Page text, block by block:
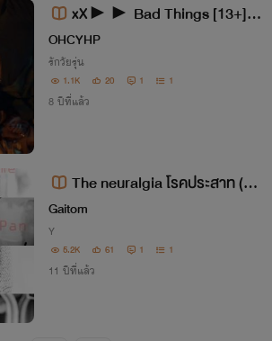
xX►► Bad Things [13+]
◄◄Xx
OHCYHP
รักวัยรุ่น
1.1K 20 1 1
8 ปีที่แล้ว
The neuralgia โรคประสาท (Ya
oi)
Gaitom
Y
5.2K 61 1 1
11 ปีที่แล้ว